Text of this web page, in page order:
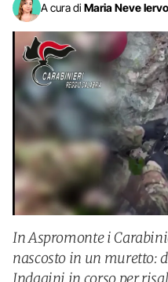
A cura di Maria Neve
In Aspromonte i
nascosto in un muretto: